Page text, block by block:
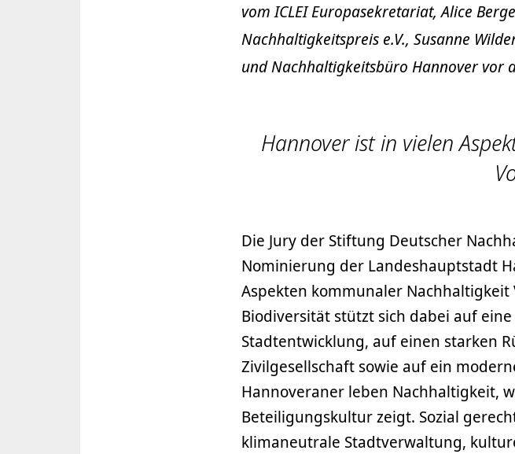
vom ICLEI Europasekretariat, Alice
Nachhaltigkeitspreis e.V., Susanne
und Nachhaltigkeitsbüro Hannover vor
Hannover ist in vielen
Die Jury der Stiftung Deutscher
Nominierung der Landeshauptstadt
Aspekten kommunaler
Biodiversität stützt sich dabei auf
Stadtentwicklung, auf einen starken
Zivilgesellschaft sowie auf ein
Hannoveraner leben Nachhaltigkeit,
Beteiligungskultur zeigt. Sozial
klimaneutrale Stadtverwaltung,